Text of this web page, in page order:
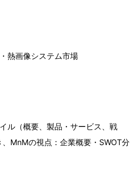
熱画像システム市場
ル（概要、製品・サービス、戦
MnMの視点：企業概要・SWOT分